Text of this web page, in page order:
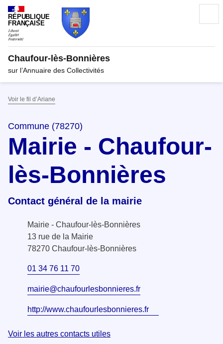
RÉPUBLIQUE
FRANÇAISE
Chaufour-lès-Bonnières
sur l’Annuaire des Collectivités
Voir le fil d’Ariane
Commune (78270)
Mairie - Chaufour-
lès-Bonnières
Contact général de la mairie
Mairie - Chaufour-lès-Bonnières
13 rue de la Mairie
78270 Chaufour-lès-Bonnières
01 34 76 11 70
mairie@chaufourlesbonnieres.fr
http://www.chaufourlesbonnieres.fr
Voir les autres contacts utiles